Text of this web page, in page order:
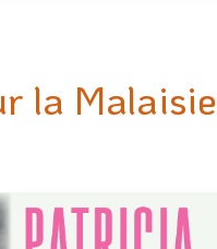
la Malaisie